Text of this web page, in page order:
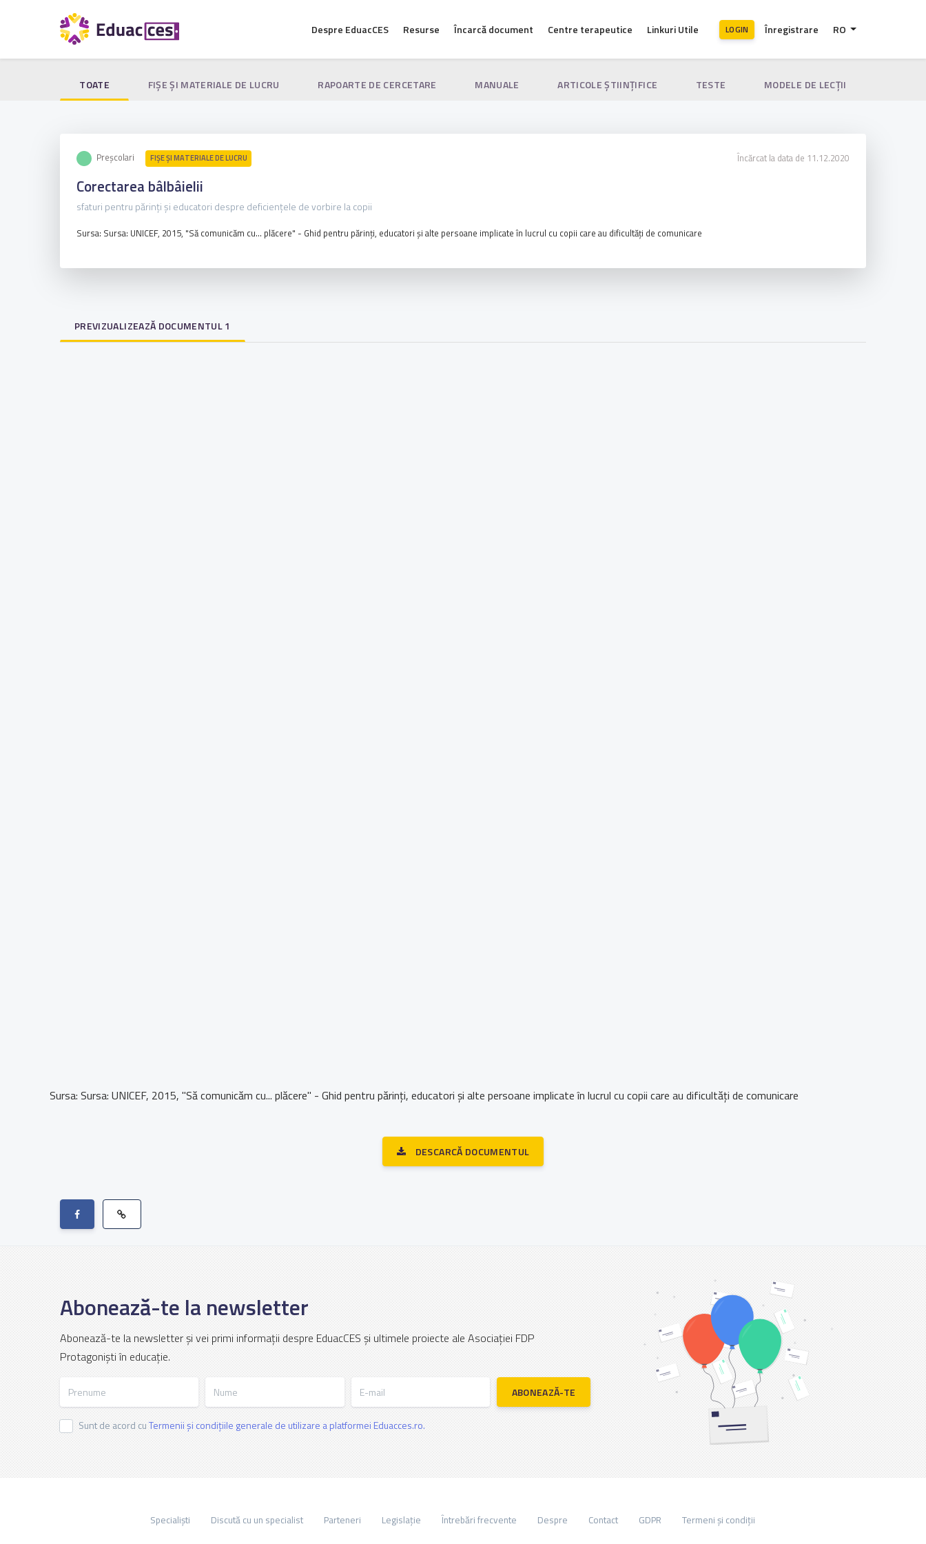
Despre EduacCES Resurse Încarcă document Centre terapeutice Linkuri Utile LOGIN Înregistrare RO
TOATE FIŞE ŞI MATERIALE DE LUCRU RAPOARTE DE CERCETARE MANUALE ARTICOLE ŞTIINȚIFICE TESTE MODELE DE LECȚII
Preșcolari FIŞE ŞI MATERIALE DE LUCRU Încărcat la data de 11.12.2020
Corectarea bâlbâielii
sfaturi pentru părinți și educatori despre deficiențele de vorbire la copii
Sursa: Sursa: UNICEF, 2015, "Să comunicăm cu... plăcere" - Ghid pentru părinți, educatori și alte persoane implicate în lucrul cu copii care au dificultăți de comunicare
PREVIZUALIZEAZĂ DOCUMENTUL 1
Sursa: Sursa: UNICEF, 2015, "Să comunicăm cu... plăcere" - Ghid pentru părinți, educatori și alte persoane implicate în lucrul cu copii care au dificultăți de comunicare
DESCARCĂ DOCUMENTUL
Abonează-te la newsletter
Abonează-te la newsletter și vei primi informații despre EduacCES și ultimele proiecte ale Asociației FDP
Protagoniști în educație.
ABONEAZĂ-TE
Sunt de acord cuTermenii și condițiile generale de utilizare a platformei Eduacces.ro.
Specialiști Discută cu un specialist Parteneri Legislație Întrebări frecvente Despre Contact GDPR Termeni și condiții